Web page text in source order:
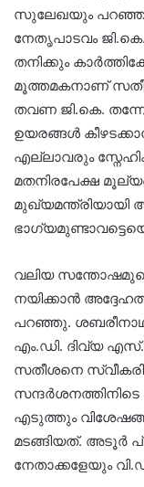
സുലേഖയും
നേതൃപാടവം
തനിക്കും
മൂത്തമകനാണ്
തവണ ജി.കെ.
ഉയരങ്ങൾ
എല്ലാവരും
മതനിരപേക്ഷ
മുഖ്യമന്ത്രിയായി
വലിയ
നയിക്കാൻ
പറഞ്ഞു.
എം.ഡി. ദിവ്യ
സതീശനെ
എടുത്തും
മടങ്ങിയത്. അടൂർ
നേതാക്കളേയും